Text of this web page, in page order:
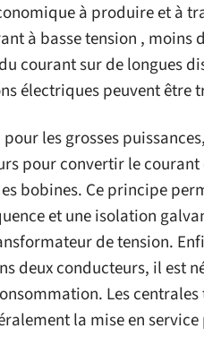
à produire et à
à basse tension ,
courant sur de longues
électriques peuvent être
les grosses
pour convertir le
bobines. Ce principe
et une isolation
de tension.
deux conducteurs, il est
Les
la mise en